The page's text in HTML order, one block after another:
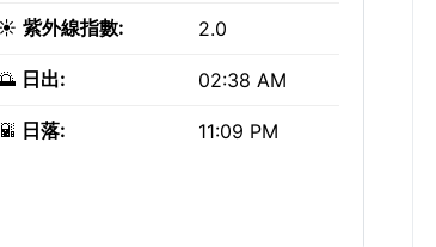
紫外線指數: 2.0
日出: 02:38 AM
日落: 11:09 PM